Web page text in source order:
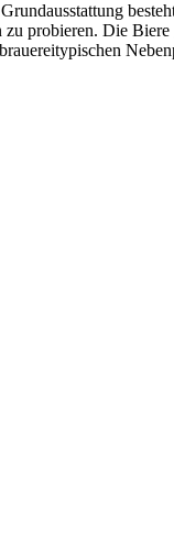
probieren. Die